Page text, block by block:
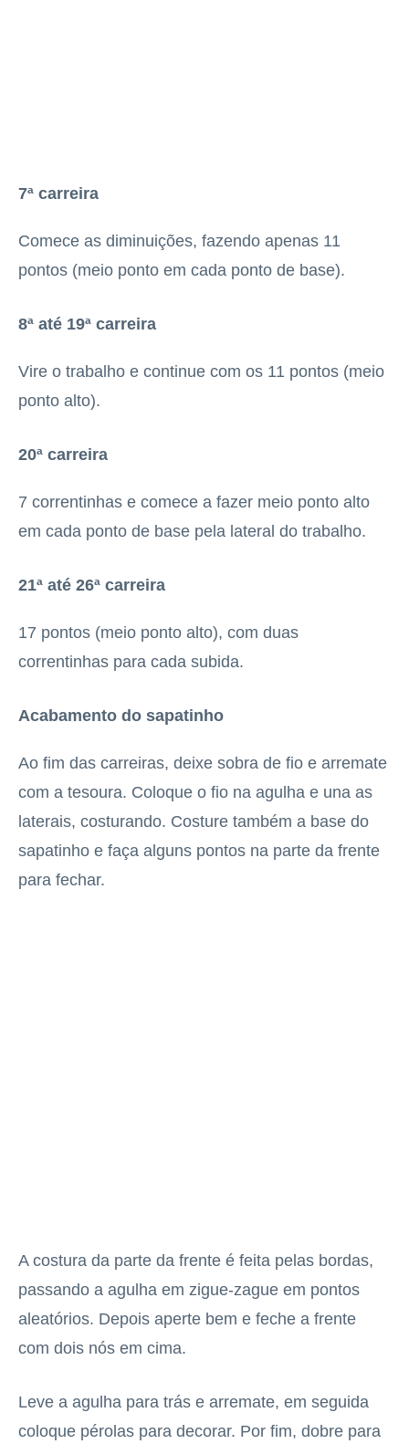
7ª carreira
Comece as diminuições, fazendo apenas 11
pontos (meio ponto em cada ponto de base).
8ª até 19ª carreira
Vire o trabalho e continue com os 11 pontos (meio
ponto alto).
20ª carreira
7 correntinhas e comece a fazer meio ponto alto
em cada ponto de base pela lateral do trabalho.
21ª até 26ª carreira
17 pontos (meio ponto alto), com duas
correntinhas para cada subida.
Acabamento do sapatinho
Ao fim das carreiras, deixe sobra de fio e arremate
com a tesoura. Coloque o fio na agulha e una as
laterais, costurando. Costure também a base do
sapatinho e faça alguns pontos na parte da frente
para fechar.
A costura da parte da frente é feita pelas bordas,
passando a agulha em zigue-zague em pontos
aleatórios. Depois aperte bem e feche a frente
com dois nós em cima.
Leve a agulha para trás e arremate, em seguida
coloque pérolas para decorar. Por fim, dobre para